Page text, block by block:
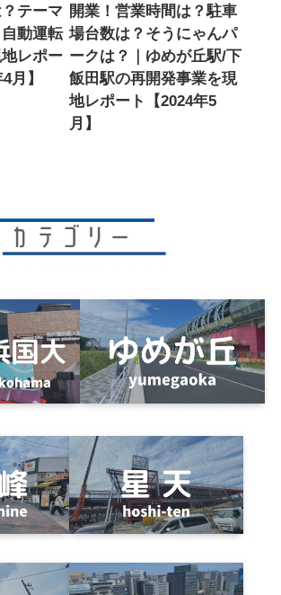
テーマ
動運転
レポー
月】
開業！営業時間は？駐車
場台数は？そうにゃんパ
ークは？｜ゆめが丘駅/下
飯田駅の再開発事業を現
地レポート【2024年5
月】